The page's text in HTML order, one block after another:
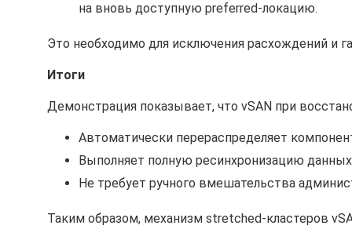
на вновь доступную preferred-локацию.
Это необходимо для исключения расхождений и
Итоги
Демонстрация показывает, что vSAN при
Автоматически перераспределяет
Выполняет полную ресинхронизацию
Не требует ручного вмешательства
Таким образом, механизм stretched-кластеров